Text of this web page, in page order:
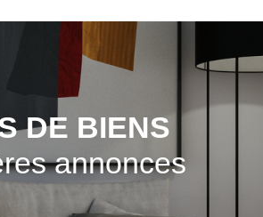
DE BIENS
annonces